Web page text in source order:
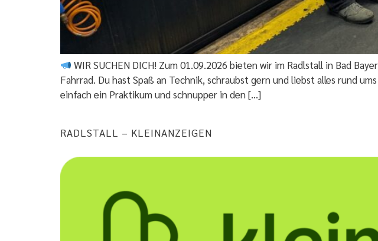
WIR SUCHEN DICH! Zum 01.09.2026 bieten wir im Radlstall in Bad
Fahrrad. Du hast Spaß an Technik, schraubst gern und liebst alles rund
einfach ein Praktikum und schnupper in den […]
RADLSTALL – KLEINANZEIGEN